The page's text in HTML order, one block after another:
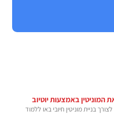
המוניטין באמצעות יוטיוב
בניית מוניטין חיובי באו ללמוד